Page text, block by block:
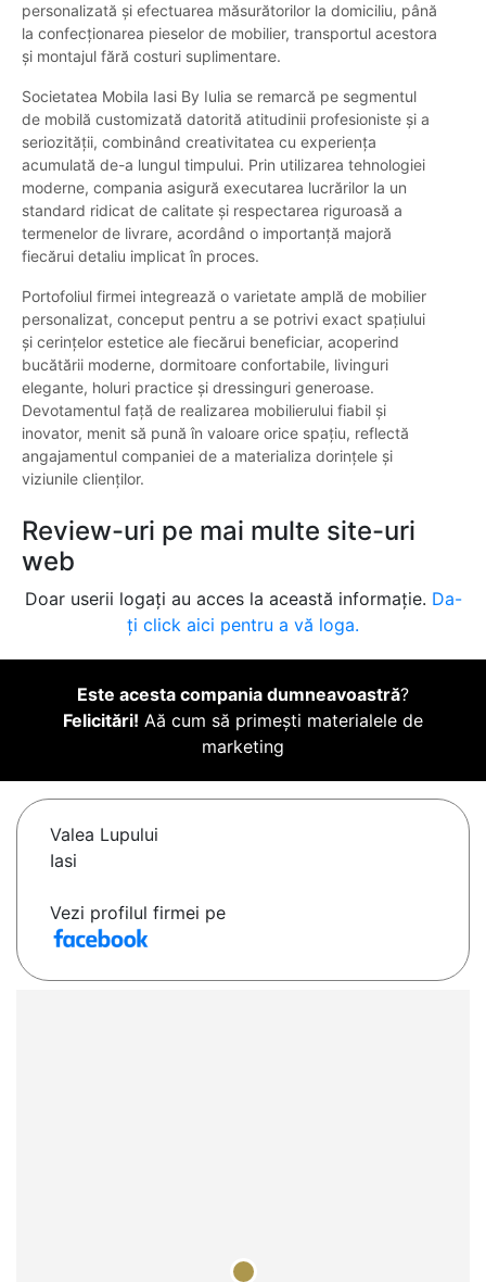
personalizată și efectuarea măsurătorilor la domiciliu, până
la confecționarea pieselor de mobilier, transportul acestora
și montajul fără costuri suplimentare.
Societatea Mobila Iasi By Iulia se remarcă pe segmentul
de mobilă customizată datorită atitudinii profesioniste și a
seriozității, combinând creativitatea cu experiența
acumulată de-a lungul timpului. Prin utilizarea tehnologiei
moderne, compania asigură executarea lucrărilor la un
standard ridicat de calitate și respectarea riguroasă a
termenelor de livrare, acordând o importanță majoră
fiecărui detaliu implicat în proces.
Portofoliul firmei integrează o varietate amplă de mobilier
personalizat, conceput pentru a se potrivi exact spațiului
și cerințelor estetice ale fiecărui beneficiar, acoperind
bucătării moderne, dormitoare confortabile, livinguri
elegante, holuri practice și dressinguri generoase.
Devotamentul față de realizarea mobilierului fiabil și
inovator, menit să pună în valoare orice spațiu, reflectă
angajamentul companiei de a materializa dorințele și
viziunile clienților.
Review-uri pe mai multe site-uri
web
Doar userii logați au acces la această informație. Da-
ți click aici pentru a vă loga.
Este acesta compania dumneavoastră?
Felicitări! Aă cum să primești materialele de
marketing
Valea Lupului
Iasi
Vezi profilul firmei pe